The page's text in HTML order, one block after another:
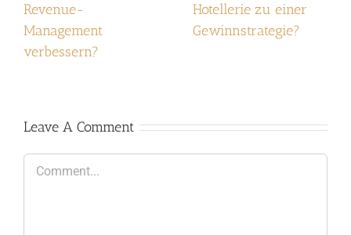
Revenue-
Management
verbessern?
Hotellerie zu einer
Gewinnstrategie?
Leave A Comment
Comment